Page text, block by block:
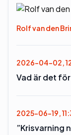
Rolf van den
2026-04-02,
Vad är det
2025-06-19,
”Krisvarning